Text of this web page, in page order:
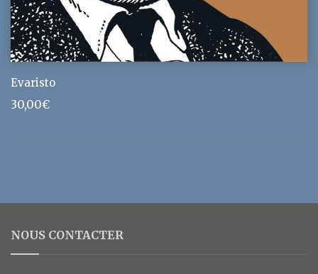
Evaristo
30,00€
NOUS CONTACTER